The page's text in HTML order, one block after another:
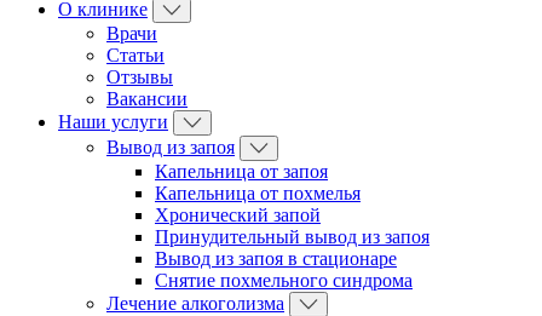
О клинике
Врачи
Статьи
Отзывы
Вакансии
Наши услуги
Вывод из запоя
Капельница от запоя
Капельница от похмелья
Хронический запой
Принудительный вывод из запоя
Вывод из запоя в стационаре
Снятие похмельного синдрома
Лечение алкоголизма